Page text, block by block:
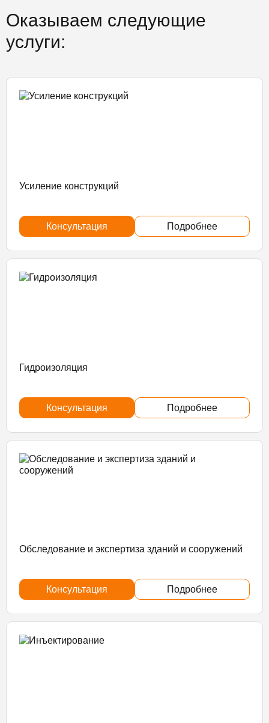
Оказываем следующие
услуги:
Усиление конструкций
Консультация Подробнее
Гидроизоляция
Консультация Подробнее
Обследование и экспертиза зданий и сооружений
Консультация Подробнее